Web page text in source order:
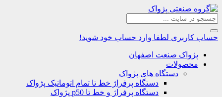
حساب کاربری لطفا وارد حساب خود شوید!
پژواک صنعت اصفهان
محصولات
دستگاه های پژواک
دستگاه پرفراژ خط تا تمام اتوماتیک پژواک
دستگاه پرفراژ و خط تا p50 پژواک